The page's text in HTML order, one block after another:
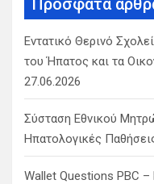
h
Πρόσφατα
Εντατικό Θερινό
του Ήπατος και τα
27.06.2026
Σύσταση Εθνικού
Ηπατολογικές
Wallet Questions PBC